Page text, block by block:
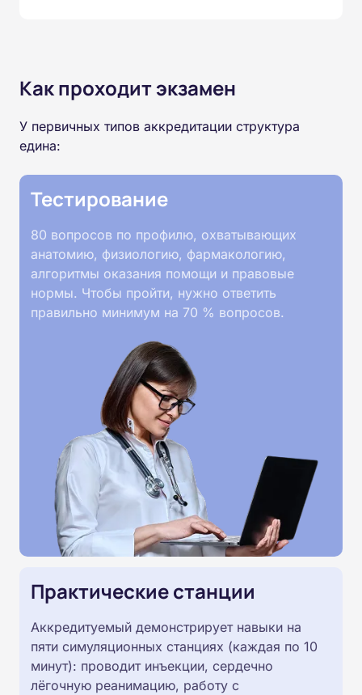
Как проходит экзамен
У первичных типов аккредитации структура
едина:
Тестирование
80 вопросов по профилю, охватывающих
анатомию, физиологию, фармакологию,
алгоритмы оказания помощи и правовые
нормы. Чтобы пройти, нужно ответить
правильно минимум на 70 % вопросов.
Практические станции
Аккредитуемый демонстрирует навыки на
пяти симуляционных станциях (каждая по 10
минут): проводит инъекции, сердечно
лёгочную реанимацию, работу с